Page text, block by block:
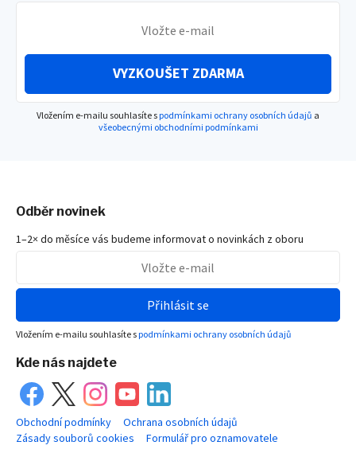
VYZKOUŠET ZDARMA
Vložením e-mailu souhlasíte spodmínkami ochrany osobních údajů a
všeobecnými obchodními podmínkami
Odběr novinek
1–2× do měsíce vás budeme informovat o novinkách z oboru
Přihlásit se
Vložením e-mailu souhlasíte spodmínkami ochrany osobních údajů
Kde nás najdete
Obchodní podmínky
Ochrana osobních údajů
Zásady souborů cookies
Formulář pro oznamovatele